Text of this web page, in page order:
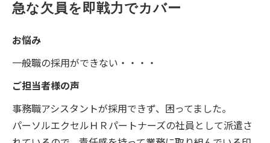
急な欠員を即戦力でカバー
お悩み
一般職の採用ができない・・・・
ご担当者様の声
事務職アシスタントが採用できず、困ってました。
パーソルエクセルＨＲパートナーズの社員として派遣さ